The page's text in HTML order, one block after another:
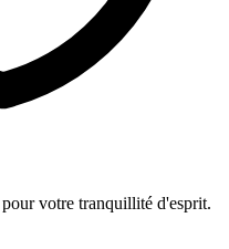
votre tranquillité d'esprit.